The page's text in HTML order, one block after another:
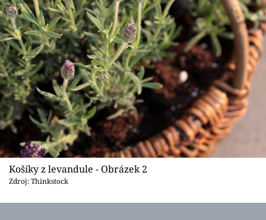
Košíky z levandule - Obrázek 2
Zdroj: Thinkstock